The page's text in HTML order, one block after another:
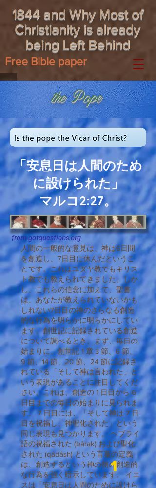
1844 and Why Most of
Christianity is already
being Left Behind
Free Bible paper
the Pope
「安息日は人間のため
に設けられた」
マルコ2:27。
from gotquestions.org
人間の一般的な意見は、神は6日間
を創造し、7日目に休んだというこ
とです。これはユダヤ教でもキリス
ト教でも教えられてきました。しか
し、これらの信念に加えて、聖書
は、あなたが教えられていないかも
しれない7日目の神のさらなる創造
的な行為を明らかに明らかにしてい
ます。創世記に記録されている創造
について調べるとき、まず、毎日の
始まりに、創世記 1 章 3 節、6 節、
9 節、14 節、20 節、24 節に記録さ
れている「そして神は言われた」と
いう表現があることに注目してくだ
さい。これは、創造の 1 日目から 6
日目までの毎日の始まりに見られま
す。 7 日目には、「そして神は 7 日
目を祝福し、神聖化された」という
同じ表現も見つかります。 ヘブライ
語の祝福された (bârak) および聖化
された (qâdâsh) という言葉の定義
は、創造するという神の側の創造的
な行為を強く暗示しています。 イエ
スは「安息日は人間のために設けら
1